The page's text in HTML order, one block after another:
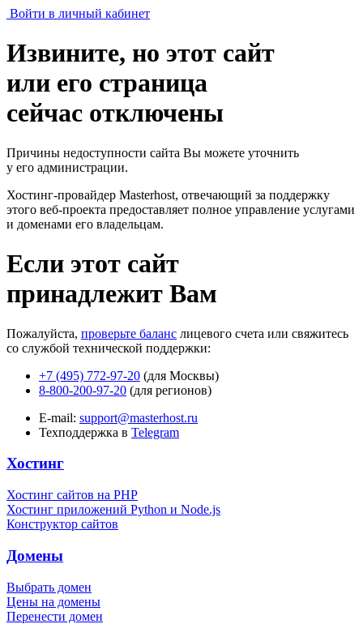
Войти в личный кабинет
Извините, но этот сайт
или его страница
сейчас отключены
Причины недоступности сайта Вы можете уточнить
у его администрации.
Хостинг-провайдер Masterhost, отвечающий за поддержку
этого веб-проекта предоставляет полное управление услугами
и доменами его владельцам.
Если этот сайт
принадлежит Вам
Пожалуйста, проверьте баланс лицевого счета или свяжитесь
со службой технической поддержки:
+7 (495) 772-97-20 (для Москвы)
8-800-200-97-20 (для регионов)
E-mail: support@masterhost.ru
Техподдержка в Telegram
Хостинг
Хостинг сайтов на PHP
Хостинг приложений Python и Node.js
Конструктор сайтов
Домены
Выбрать домен
Цены на домены
Перенести домен